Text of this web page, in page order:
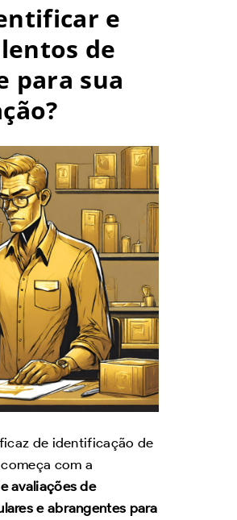
e
de
para sua
de identificação de
com a
avaliações de
e abrangentes para